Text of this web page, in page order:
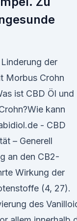
der
Morbus Crohn
ist CBD Öl und
kann
- CBD
– Generell
an den CB2-
Wirkung der
(4, 27).
des